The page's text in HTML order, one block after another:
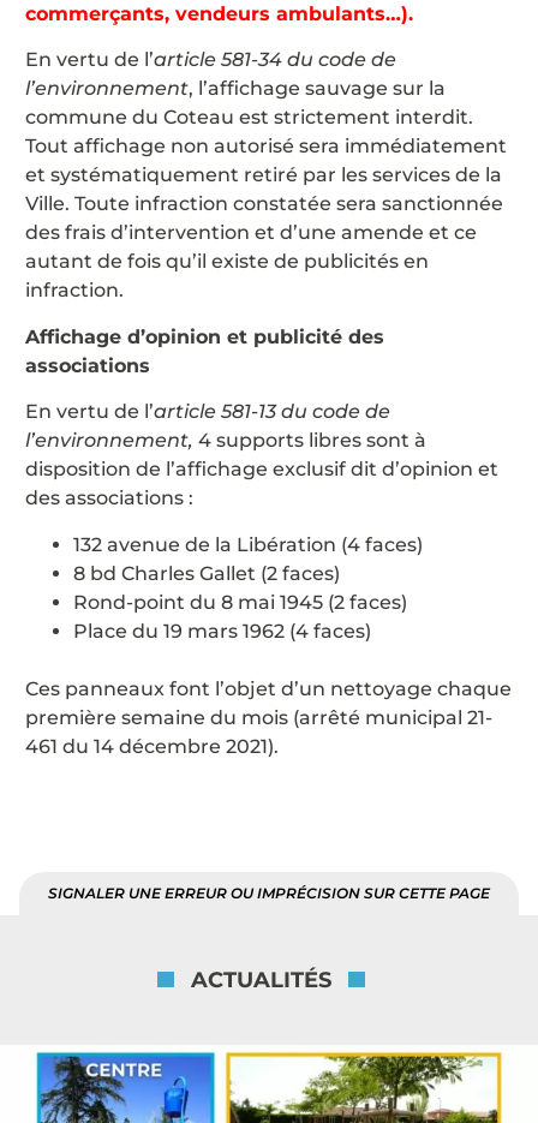
commerçants, vendeurs ambulants…).
En vertu de l’article 581-34 du code de
l’environnement, l’affichage sauvage sur la
commune du Coteau est strictement interdit.
Tout affichage non autorisé sera immédiatement
et systématiquement retiré par les services de la
Ville. Toute infraction constatée sera sanctionnée
des frais d’intervention et d’une amende et ce
autant de fois qu’il existe de publicités en
infraction.
Affichage d’opinion et publicité des
associations
En vertu de l’article 581-13 du code de
l’environnement, 4 supports libres sont à
disposition de l’affichage exclusif dit d’opinion et
des associations :
132 avenue de la Libération (4 faces)
8 bd Charles Gallet (2 faces)
Rond-point du 8 mai 1945 (2 faces)
Place du 19 mars 1962 (4 faces)
Ces panneaux font l’objet d’un nettoyage chaque
première semaine du mois (arrêté municipal 21-
461 du 14 décembre 2021).
SIGNALER UNE ERREUR OU IMPRÉCISION SUR CETTE PAGE
ACTUALITÉS